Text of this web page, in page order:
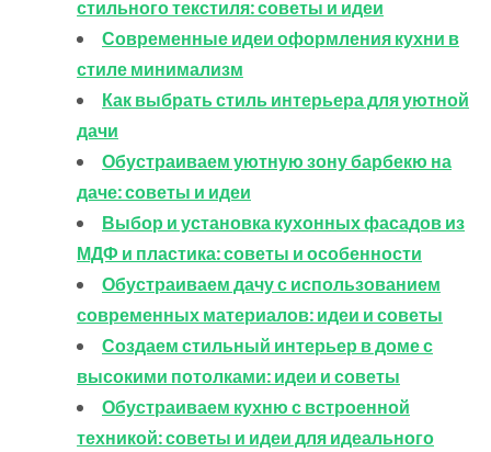
стильного текстиля: советы и идеи
Современные идеи оформления кухни в
стиле минимализм
Как выбрать стиль интерьера для уютной
дачи
Обустраиваем уютную зону барбекю на
даче: советы и идеи
Выбор и установка кухонных фасадов из
МДФ и пластика: советы и особенности
Обустраиваем дачу с использованием
современных материалов: идеи и советы
Создаем стильный интерьер в доме с
высокими потолками: идеи и советы
Обустраиваем кухню с встроенной
техникой: советы и идеи для идеального